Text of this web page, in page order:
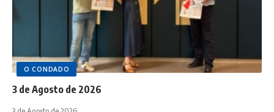
O CONDADO
3 de Agosto de 2026